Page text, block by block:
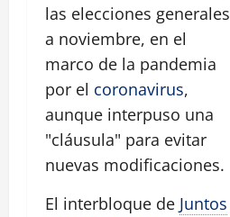
las elecciones generales
a noviembre, en el
marco de la pandemia
por el coronavirus,
aunque interpuso una
"cláusula" para evitar
nuevas modificaciones.
El interbloque de Juntos